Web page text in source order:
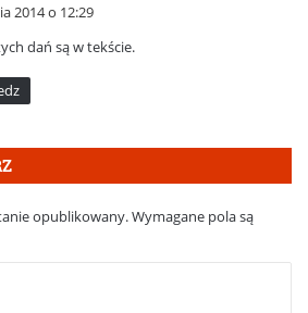
z
e
:
2014 o 12:29
dań są w tekście.
opublikowany.Wymagane pola są